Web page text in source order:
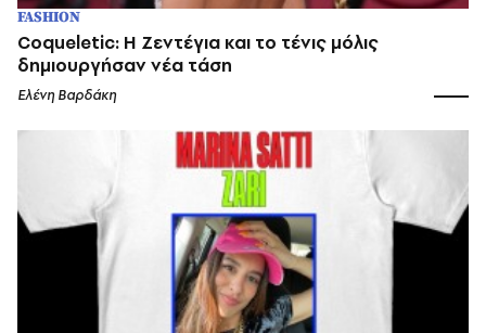
FASHION
Coqueletic: Η Ζεντέγια και το τένις μόλις
δημιουργήσαν νέα τάση
Ελένη Βαρδάκη